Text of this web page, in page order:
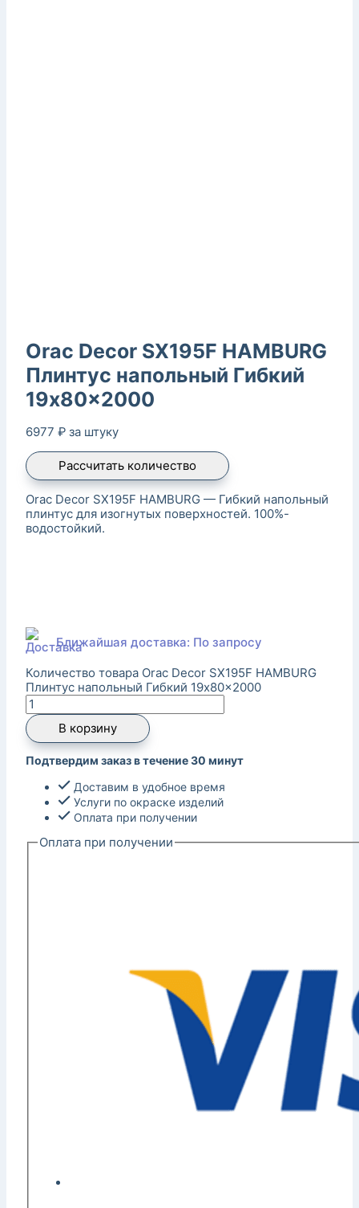
Orac Decor SX195F HAMBURG
Плинтус напольный Гибкий
19x80x2000
6977 ₽ за штуку
Рассчитать количество
Orac Decor SX195F HAMBURG — Гибкий напольный
плинтус для изогнутых поверхностей. 100%-
водостойкий.
Ближайшая доставка: По запросу
Количество товара Orac Decor SX195F HAMBURG
Плинтус напольный Гибкий 19x80x2000
В корзину
Подтвердим заказ в течение 30 минут
Доставим в удобное время
Услуги по окраске изделий
Оплата при получении
Оплата при получении